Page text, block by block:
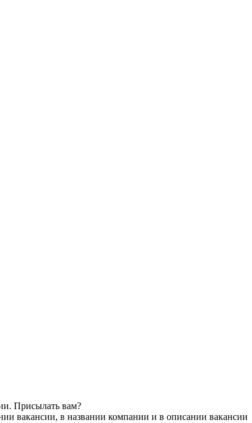
Присылать вам?
вакансии, в названии компании и в описании вакансии